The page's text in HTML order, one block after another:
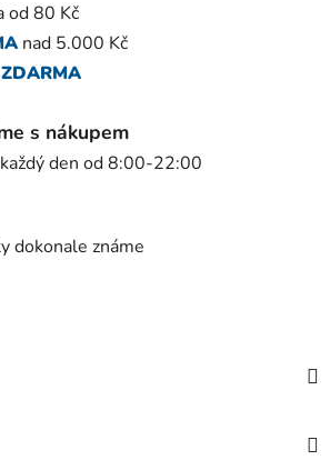
od 80 Kč
nad 5.000 Kč
ZDARMA
s nákupem
den od 8:00-22:00
dokonale známe